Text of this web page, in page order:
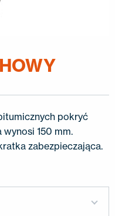
LT LV ET
pokryć
150 mm.
zabezpieczająca.